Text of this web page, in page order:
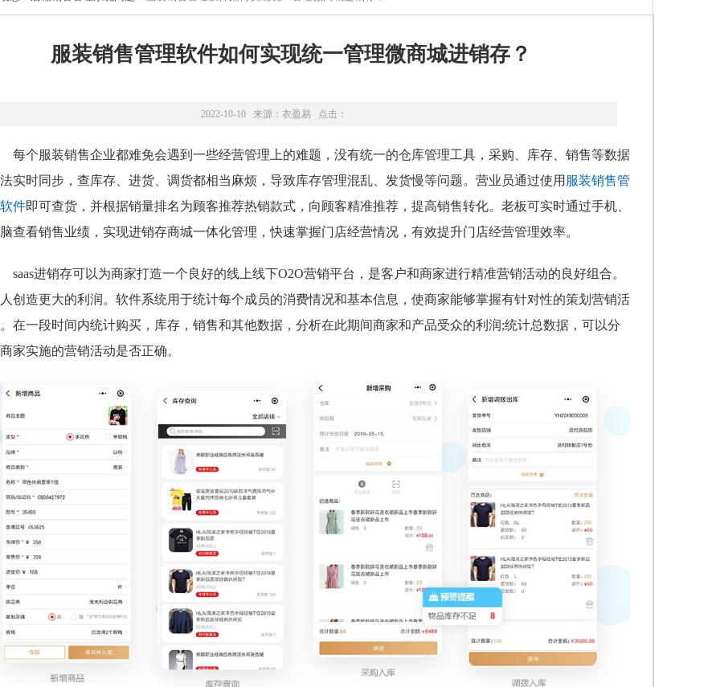
服装销售管理软件如何实现统一管理微商城进销存？
2022-10-10 来源： 衣盈易 点击：
每个服装销售企业都难免会遇到一些经营管理上的难题，没有统一的仓库管理工具，采购、库存、销售等数据
实时同步，查库存、进货、调货都相当麻烦，导致库存管理混乱、发货慢等问题。营业员通过使用 服装销售管
件即可查货，并根据销量排名为顾客推荐热销款式，向顾客精准推荐，提高销售转化。老板可实时通过手机、
查看销售业绩，实现进销存商城一体化管理，快速掌握门店经营情况，有效提升门店经营管理效率。
saas进销存可以为商家打造一个良好的线上线下O2O营销平台，是客户和商家进行精准营销活动的良好组合。
创造更大的利润。软件系统用于统计每个成员的消费情况和基本信息，使商家能够掌握有针对性的策划营销活
在一段时间内统计购买，库存，销售和其他数据，分析在此期间商家和产品受众的利润;统计总数据，可以分
家实施的营销活动是否正确。